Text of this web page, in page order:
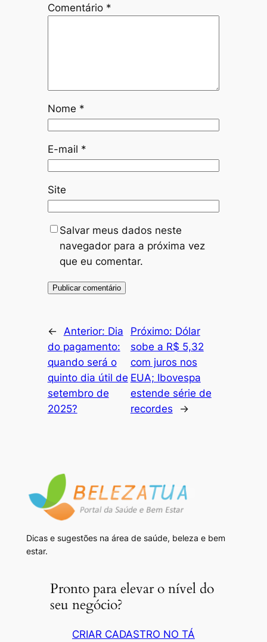
Comentário *
Nome *
E-mail *
Site
Salvar meus dados neste
navegador para a próxima vez
que eu comentar.
← Anterior: Dia
do pagamento:
quando será o
quinto dia útil de
setembro de
2025?
Próximo: Dólar
sobe a R$ 5,32
com juros nos
EUA; Ibovespa
estende série de
recordes
→
Dicas e sugestões na área de saúde, beleza e bem
estar.
Pronto para elevar o nível do
seu negócio?
CRIAR CADASTRO NO TÁ